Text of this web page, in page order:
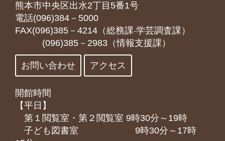
熊本市中央区出水2丁目5番1号
電話(096)384－5000
FAX(096)385－4214（総務課‧学芸調査課）
(096)385－2983（情報支援課）
お問い合わせ アクセス
開館時間
【平日】
第１閲覧室・第２閲覧室 9時30分～19時
子ども図書室 9時30分～17時